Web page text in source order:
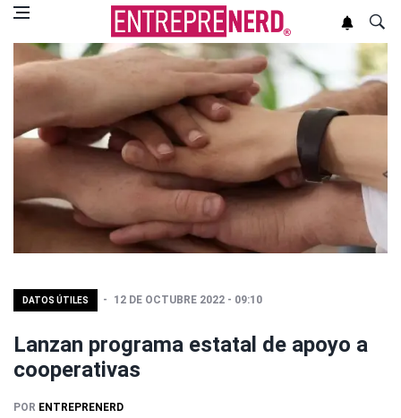
DATOS ÚTILES 12 DE OCTUBRE 2022 - 09:10
Lanzan programa estatal de apoyo a
cooperativas
POR ENTREPRENERD